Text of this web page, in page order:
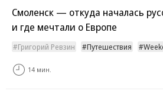
Смоленск — откуда началась
и где мечтали о Европе
Григорий Ревзин Путешествия
14 мин.